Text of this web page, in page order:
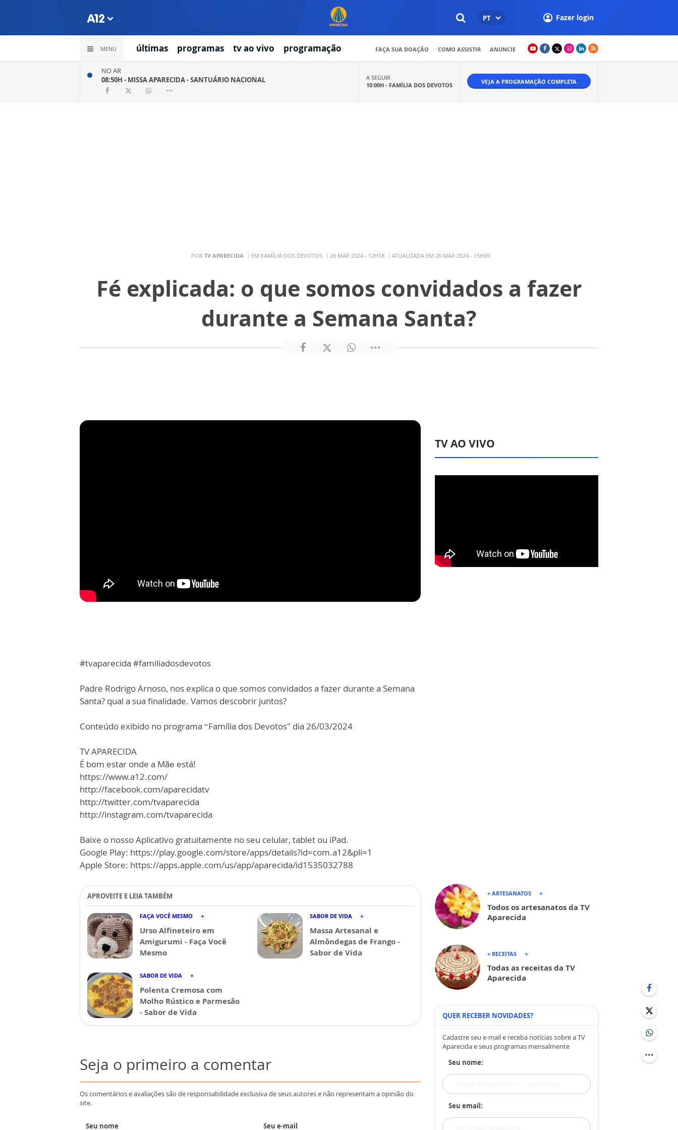
PT Fazer login
MENU últimas programas tv ao vivo programação FAÇA SUA DOAÇÃO COMO ASSISTIR ANUNCIE
NO AR
08:50H - MISSA APARECIDA - SANTUÁRIO NACIONAL
A SEGUIR
10:00H - FAMÍLIA DOS DEVOTOS VEJA A PROGRAMAÇÃO COMPLETA
POR TV APARECIDA EM FAMÍLIA DOS DEVOTOS 26 MAR 2024 - 12H18 ATUALIZADA EM 26 MAR 2024 - 15H09
Fé explicada: o que somos convidados a fazer
durante a Semana Santa?
#tvaparecida #familiadosdevotos
Padre Rodrigo Arnoso, nos explica o que somos convidados a fazer durante a Semana
Santa? qual a sua finalidade. Vamos descobrir juntos?
Conteúdo exibido no programa “Família dos Devotos" dia 26/03/2024
TV APARECIDA
É bom estar onde a Mãe está!
https://www.a12.com/
http://facebook.com/aparecidatv
http://twitter.com/tvaparecida
http://instagram.com/tvaparecida
Baixe o nosso Aplicativo gratuitamente no seu celular, tablet ou iPad.
Google Play: https://play.google.com/store/apps/details?id=com.a12&pli=1
Apple Store: https://apps.apple.com/us/app/aparecida/id1535032788
APROVEITE E LEIA TAMBÉM
FAÇA VOCÊ MESMO
Urso Alfineteiro em
Amigurumi - Faça Você
Mesmo
SABOR DE VIDA
Massa Artesanal e
Almôndegas de Frango -
Sabor de Vida
SABOR DE VIDA
Polenta Cremosa com
Molho Rústico e Parmesão
- Sabor de Vida
Seja o primeiro a comentar
Os comentários e avaliações são de responsabilidade exclusiva de seus autores e não representam a opinião do
site.
Seu nome Seu e-mail
TV AO VIVO
+ ARTESANATOS
Todos os artesanatos da TV
Aparecida
+ RECEITAS
Todas as receitas da TV
Aparecida
QUER RECEBER NOVIDADES?
Cadastre seu e-mail e receba notícias sobre a TV
Aparecida e seus programas mensalmente
Seu nome:
Seu email: